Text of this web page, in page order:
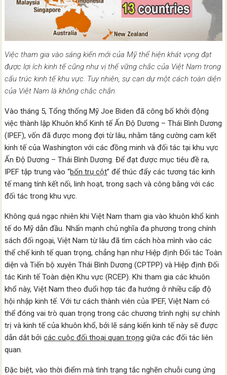
Việc tham gia vào sáng kiến mới của Mỹ thể hiện khát vọng đạt
được lợi ích kinh tế cũng như vị thế vững chắc của Việt Nam trong
cấu trúc kinh tế khu vực. Tuy nhiên, sự can dự một cách toàn diện
của Việt Nam là không chắc chắn.
Vào tháng 5, Tổng thống Mỹ Joe Biden đã công bố khởi động
việc thành lập Khuôn khổ Kinh tế Ấn Độ Dương – Thái Bình Dương
(IPEF), vốn đã được mong đợi từ lâu, nhằm tăng cường cam kết
kinh tế của Washington với các đồng minh và đối tác tại khu vực
Ấn Độ Dương – Thái Bình Dương. Để đạt được mục tiêu đề ra,
IPEF tập trung vào “bốn trụ cột” để thúc đẩy các tương tác kinh
tế mang tính kết nối, linh hoạt, trong sạch và công bằng với các
đối tác trong khu vực.
Không quá ngạc nhiên khi Việt Nam tham gia vào khuôn khổ kinh
tế do Mỹ dẫn đầu. Nhấn mạnh chủ nghĩa đa phương trong chính
sách đối ngoại, Việt Nam từ lâu đã tìm cách hòa mình vào các
thể chế kinh tế quan trọng, chẳng hạn như Hiệp định Đối tác Toàn
diện và Tiến bộ xuyên Thái Bình Dương (CPTPP) và Hiệp định Đối
tác Kinh tế Toàn diện Khu vực (RCEP). Khi tham gia các khuôn
khổ này, Việt Nam theo đuổi hợp tác đa hướng ở nhiều cấp độ
hội nhập kinh tế. Với tư cách thành viên của IPEF, Việt Nam có
thể đóng vai trò quan trọng trong các chương trình nghị sự chính
trị và kinh tế của khuôn khổ, bởi lẽ sáng kiến kinh tế này sẽ được
dẫn dắt bởicác cuộc đối thoại quan trọng giữa các đối tác liên
quan.
Đặc biệt, vào thời điểm mà tình trạng tắc nghẽn chuỗi cung ứng